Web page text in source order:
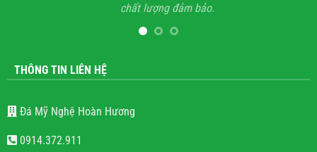
chất lượng đảm bảo.
THÔNG TIN LIÊN HỆ
Đá Mỹ Nghệ Hoàn Hương
0914.372.911